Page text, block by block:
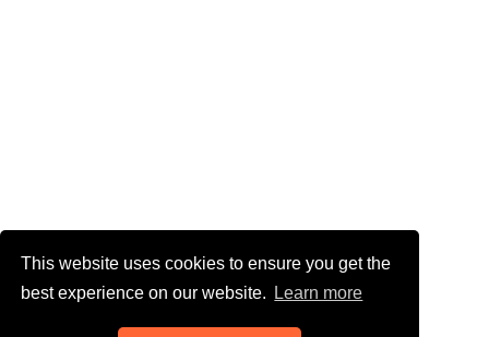
This website uses cookies to ensure you get the
best experience on our website.
Learn more